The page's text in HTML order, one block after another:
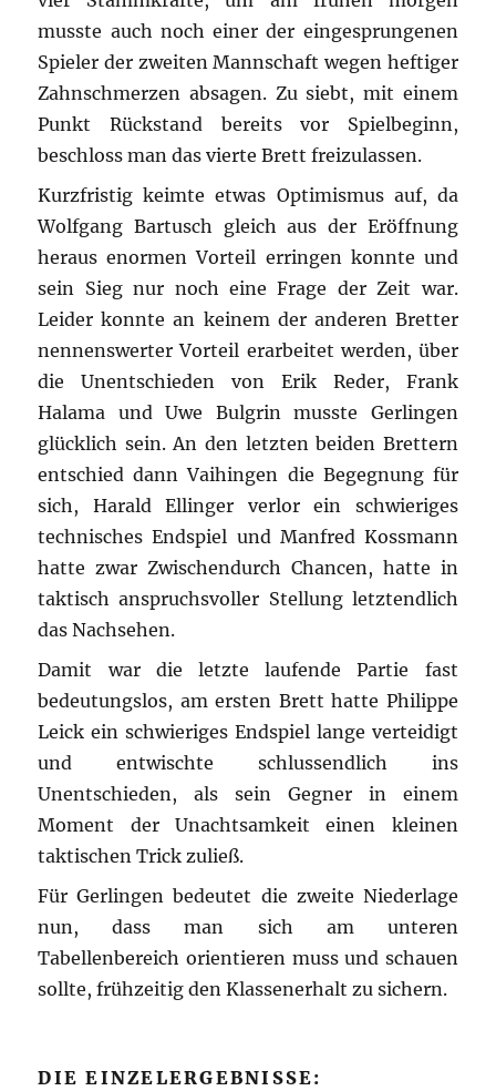
musste auch noch einer der eingesprungenen
Spieler der zweiten Mannschaft wegen heftiger
Zahnschmerzen absagen. Zu siebt, mit einem
Punkt Rückstand bereits vor Spielbeginn,
beschloss man das vierte Brett freizulassen.
Kurzfristig keimte etwas Optimismus auf, da
Wolfgang Bartusch gleich aus der Eröffnung
heraus enormen Vorteil erringen konnte und
sein Sieg nur noch eine Frage der Zeit war.
Leider konnte an keinem der anderen Bretter
nennenswerter Vorteil erarbeitet werden, über
die Unentschieden von Erik Reder, Frank
Halama und Uwe Bulgrin musste Gerlingen
glücklich sein. An den letzten beiden Brettern
entschied dann Vaihingen die Begegnung für
sich, Harald Ellinger verlor ein schwieriges
technisches Endspiel und Manfred Kossmann
hatte zwar Zwischendurch Chancen, hatte in
taktisch anspruchsvoller Stellung letztendlich
das Nachsehen.
Damit war die letzte laufende Partie fast
bedeutungslos, am ersten Brett hatte Philippe
Leick ein schwieriges Endspiel lange verteidigt
und entwischte schlussendlich ins
Unentschieden, als sein Gegner in einem
Moment der Unachtsamkeit einen kleinen
taktischen Trick zuließ.
Für Gerlingen bedeutet die zweite Niederlage
nun, dass man sich am unteren
Tabellenbereich orientieren muss und schauen
sollte, frühzeitig den Klassenerhalt zu sichern.
DIE EINZELERGEBNISSE: